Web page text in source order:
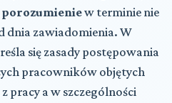
porozumieniew terminie nie
dnia zawiadomienia. W
się zasady postępowania
pracowników objętych
pracy a w szczególności